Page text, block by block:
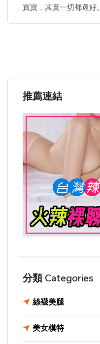
寶寶，其實一切都還好。
推薦連結
分類 Categories
絲襪美腿
美女模特